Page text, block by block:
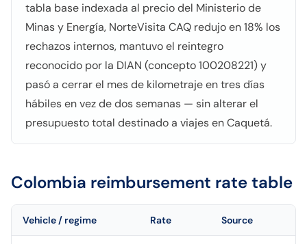
tabla base indexada al precio del Ministerio de
Minas y Energía, NorteVisita CAQ redujo en 18% los
rechazos internos, mantuvo el reintegro
reconocido por la DIAN (concepto 100208221) y
pasó a cerrar el mes de kilometraje en tres días
hábiles en vez de dos semanas — sin alterar el
presupuesto total destinado a viajes en Caquetá.
Colombia reimbursement rate table
Vehicle / regime Rate Source